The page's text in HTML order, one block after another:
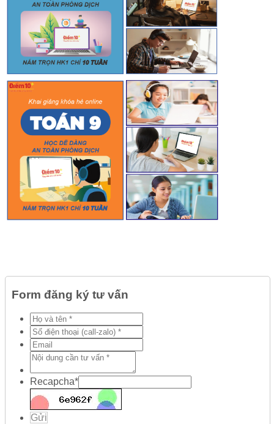
Form đăng ký tư vấn
Recapcha*
Gửi